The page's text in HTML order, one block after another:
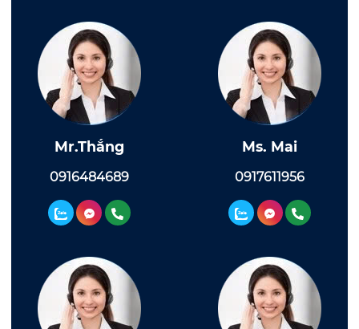
Mr.Thắng
0916484689
Ms. Mai
0917611956